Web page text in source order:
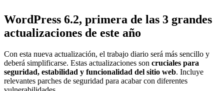
WordPress 6.2, primera de las 3 grandes
actualizaciones de este año
Con esta nueva actualización, el trabajo diario será más sencillo y
deberá simplificarse. Estas actualizaciones son cruciales para
seguridad, estabilidad y funcionalidad del sitio web. Incluye
relevantes parches de seguridad para acabar con diferentes